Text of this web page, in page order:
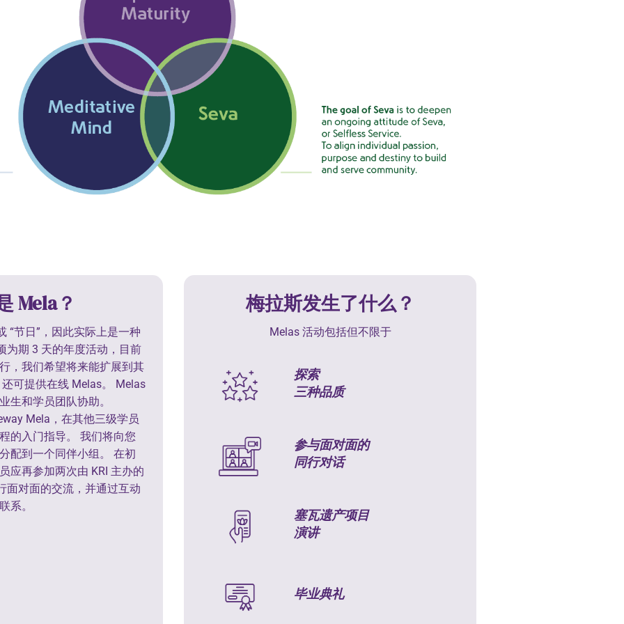
Mela？
“节日”，因此实际上是一种
为期 3 天的年度活动，目前
，我们希望将来能扩展到其
可提供在线 Melas。 Melas
生和学员团队协助。
Mela，在其他三级学员
的入门指导。 我们将向您
配到一个同伴小组。 在初
应再参加两次由 KRI 主办的
面对面的交流，并通过互动
系。
梅拉斯发生了什么？
Melas 活动包括但不限于
探索
三种品质
参与面对面的
同行对话
塞瓦遗产项目
演讲
毕业典礼